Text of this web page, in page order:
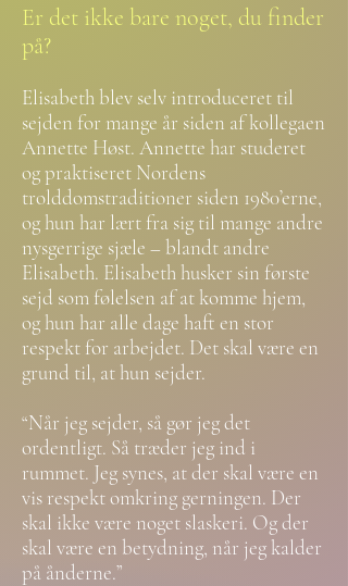
Er det ikke bare noget, du finder
på?
Elisabeth blev selv introduceret til
sejden for mange år siden af kollegaen
Annette Høst. Annette har studeret
og praktiseret Nordens
trolddomstraditioner siden 1980’erne,
og hun har lært fra sig til mange andre
nysgerrige sjæle – blandt andre
Elisabeth. Elisabeth husker sin første
sejd som følelsen af at komme hjem,
og hun har alle dage haft en stor
respekt for arbejdet. Det skal være en
grund til, at hun sejder.
“Når jeg sejder, så gør jeg det
ordentligt. Så træder jeg ind i
rummet. Jeg synes, at der skal være en
vis respekt omkring gerningen. Der
skal ikke være noget slaskeri. Og der
skal være en betydning, når jeg kalder
på ånderne.”